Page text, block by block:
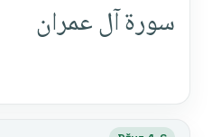
سورة آل عمران